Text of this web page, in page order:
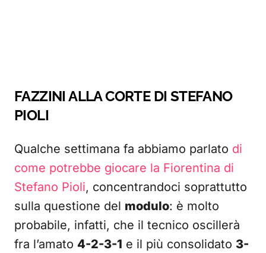
FAZZINI ALLA CORTE DI STEFANO
PIOLI
Qualche settimana fa abbiamo parlato di
come potrebbe giocare la Fiorentina di
Stefano Pioli, concentrandoci soprattutto
sulla questione del modulo: è molto
probabile, infatti, che il tecnico oscillerà
fra l’amato 4-2-3-1 e il più consolidato 3-